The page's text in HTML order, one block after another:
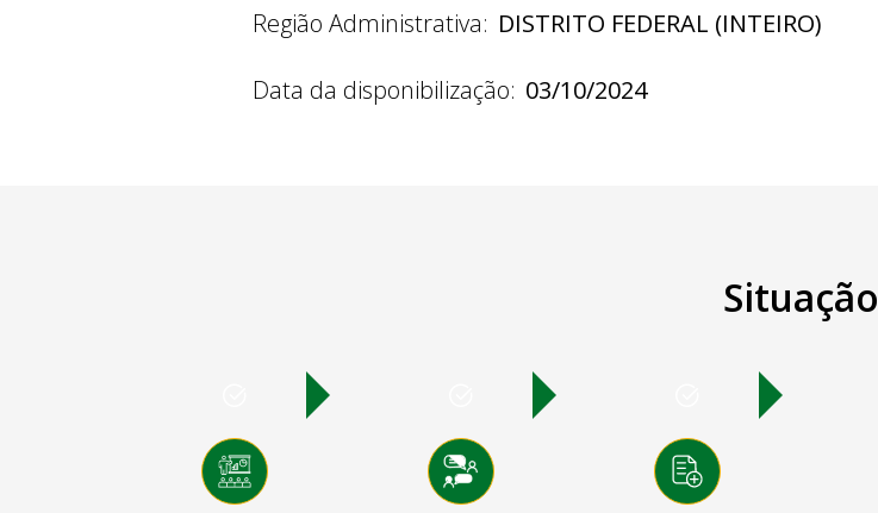
Região Administrativa: DISTRITO FEDERAL (INTEIRO)
Data da disponibilização: 03/10/2024
Situação